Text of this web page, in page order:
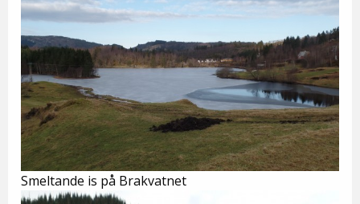
Smeltande is på Brakvatnet